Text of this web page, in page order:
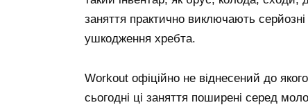
заняття практично виключають
ушкодження хребта.
Workout офіційно не віднесений до
сьогодні ці заняття поширені серед